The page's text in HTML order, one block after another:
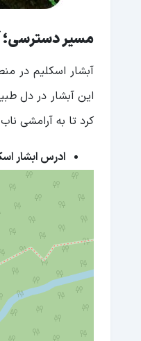
مسیر دسترسی؛
آبشار اسکلیم در
این آبشار در دل
کرد تا به آرامشی
ادرس ابشار